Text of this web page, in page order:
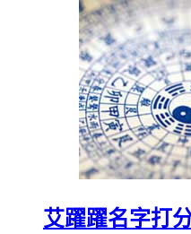
艾躍躍名字打